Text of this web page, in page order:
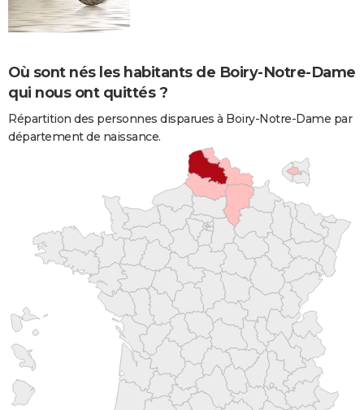
Où sont nés les habitants de Boiry-Notre-Dame
qui nous ont quittés ?
Répartition des personnes disparues à Boiry-Notre-Dame par
département de naissance.